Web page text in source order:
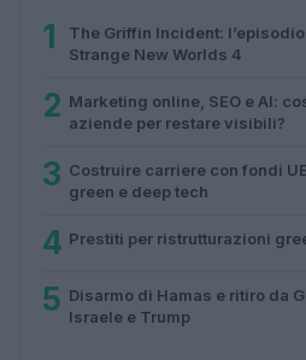
1
The Griffin Incident:
Strange New Worlds 4
2 Marketing online, SEO e AI:
aziende per restare visibili?
3 Costruire carriere con fondi
green e deep tech
4 Prestiti per ristrutturazioni
5 Disarmo di Hamas e ritiro da
Israele e Trump